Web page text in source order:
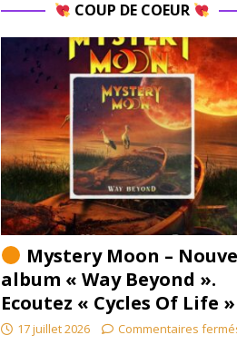
COUP DE COEUR
Mystery Moon –
album « Way Beyond ».
Ecoutez « Cycles Of Life »
17 juillet 2026 Commentaires